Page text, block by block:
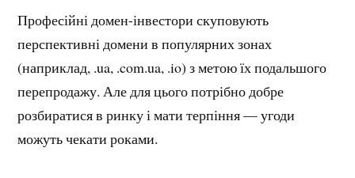
Професійні домен-інвестори скуповують
перспективні домени в популярних зонах
(наприклад, .ua, .com.ua, .io) з метою їх подальшого
перепродажу. Але для цього потрібно добре
розбиратися в ринку і мати терпіння — угоди
можуть чекати роками.